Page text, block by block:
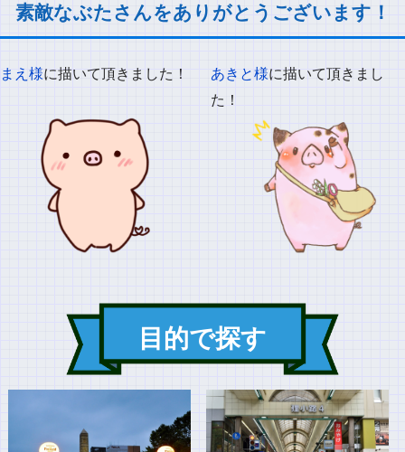
素敵なぶたさんをありがとうございます！
まえ様に描いて頂きました！ あきと様に描いて頂きまし
た！
目的で探す